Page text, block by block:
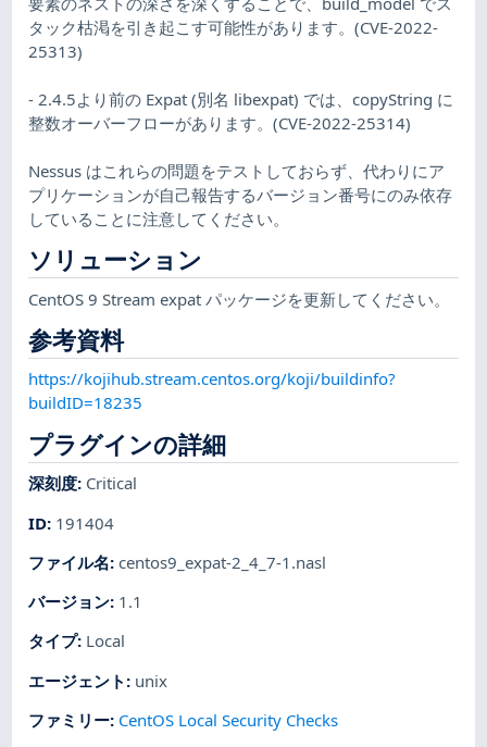
タック枯渇を引き起こす可能性があります。(CVE-2022-
25313)
- 2.4.5より前の Expat (別名 libexpat) では、copyString に
整数オーバーフローがあります。(CVE-2022-25314)
Nessus はこれらの問題をテストしておらず、代わりにア
プリケーションが自己報告するバージョン番号にのみ依存
していることに注意してください。
ソリューション
CentOS 9 Stream expat パッケージを更新してください。
参考資料
https://kojihub.stream.centos.org/koji/buildinfo?
buildID=18235
プラグインの詳細
深刻度: Critical
ID: 191404
ファイル名:centos9_expat-2_4_7-1.nasl
バージョン: 1.1
タイプ: Local
エージェント : unix
ファミリー: CentOS Local Security Checks